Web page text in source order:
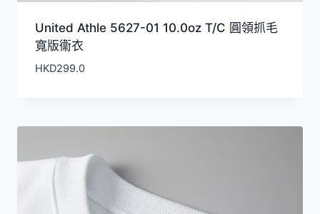
United Athle 5627-01 10.0oz T/C 圓領抓毛
寬版衞衣
HKD299.0